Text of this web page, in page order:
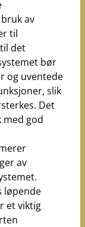
av
til
det
bør
og uventede
slik
Det
med god
av
løpende
et viktig